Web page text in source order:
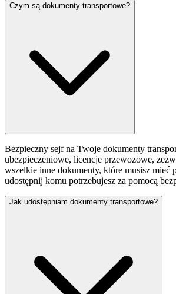
Czym są dokumenty transportowe?
Bezpieczny sejf na Twoje dokumenty
ubezpieczeniowe, licencje przewozowe,
wszelkie inne dokumenty, które musisz mieć
udostępnij komu potrzebujesz za pomocą
Jak udostępniam dokumenty transportowe?